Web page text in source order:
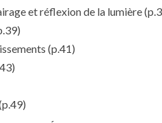
et réflexion de la lumière
(p.41)